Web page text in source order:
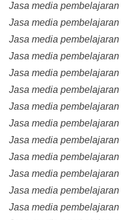
Jasa media
Jasa media
Jasa media
Jasa media
Jasa media
Jasa media
Jasa media
Jasa media pembelajaran
Jasa media
Jasa media
Jasa media
Jasa media
Jasa media